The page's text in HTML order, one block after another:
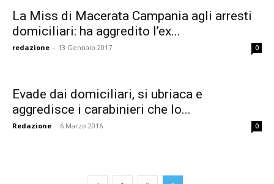
La Miss di Macerata Campania agli arresti
domiciliari: ha aggredito l’ex...
redazione - 13 Gennaio 2017 0
Evade dai domiciliari, si ubriaca e
aggredisce i carabinieri che lo...
Redazione - 6 Marzo 2016 0